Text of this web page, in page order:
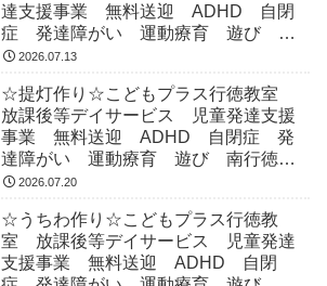
達支援事業 無料送迎 ADHD 自閉
症 発達障がい 運動療育 遊び 南
行徳 市川市 浦安市
2026.07.13
☆提灯作り☆こどもプラス行徳教室
放課後等デイサービス 児童発達支援
事業 無料送迎 ADHD 自閉症 発
達障がい 運動療育 遊び 南行徳
市川市 浦安市
2026.07.20
☆うちわ作り☆こどもプラス行徳教
室 放課後等デイサービス 児童発達
支援事業 無料送迎 ADHD 自閉